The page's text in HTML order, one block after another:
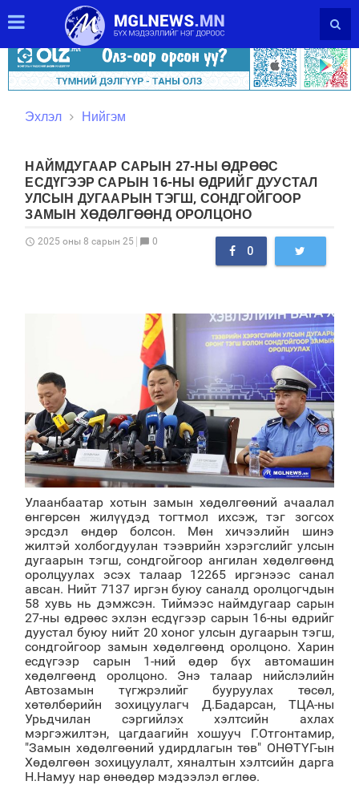
Эхлэл Нийгэм
НАЙМДУГААР САРЫН 27-НЫ ӨДРӨӨС
ЕСДҮГЭЭР САРЫН 16-НЫ ӨДРИЙГ ДУУСТАЛ
УЛСЫН ДУГААРЫН ТЭГШ, СОНДГОЙГООР
ЗАМЫН ХӨДӨЛГӨӨНД ОРОЛЦОНО
schedule 2025 оны 8 сарын 25 chat_bubble 0
0
Улаанбаатар хотын замын хөдөлгөөний ачаалал
өнгөрсөн жилүүдэд тогтмол ихсэж, тэг зогсох
эрсдэл өндөр болсон. Мөн хичээлийн шинэ
жилтэй холбогдуулан тээврийн хэрэгслийг улсын
дугаарын тэгш, сондгойгоор ангилан хөдөлгөөнд
оролцуулах эсэх талаар 12265 иргэнээс санал
авсан. Нийт 7137 иргэн буюу саналд оролцогчдын
58 хувь нь дэмжсэн. Тиймээс наймдугаар сарын
27-ны өдрөөс эхлэн есдүгээр сарын 16-ны өдрийг
дуустал буюу нийт 20 хоног улсын дугаарын тэгш,
сондгойгоор замын хөдөлгөөнд оролцоно. Харин
есдүгээр сарын 1-ний өдөр бүх автомашин
хөдөлгөөнд оролцоно. Энэ талаар нийслэлийн
Автозамын түгжрэлийг бууруулах төсөл,
хөтөлбөрийн зохицуулагч Д.Бадарсан, ТЦА-ны
Урьдчилан сэргийлэх хэлтсийн ахлах
мэргэжилтэн, цагдаагийн хошууч Г.Отгонтамир,
"Замын хөдөлгөөний удирдлагын төв" ОНӨТҮГ-ын
Хөдөлгөөн зохицуулалт, хяналтын хэлтсийн дарга
Н.Намуу нар өнөөдөр мэдээлэл өглөө.